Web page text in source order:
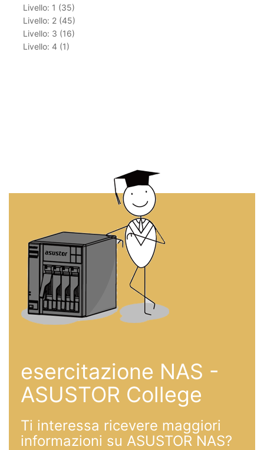
Livello: 1 (35)
Livello: 2 (45)
Livello: 3 (16)
Livello: 4 (1)
esercitazione NAS -
ASUSTOR College
Ti interessa ricevere maggiori
informazioni su ASUSTOR NAS?